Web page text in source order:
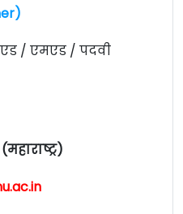
/ एमएड / पदवी